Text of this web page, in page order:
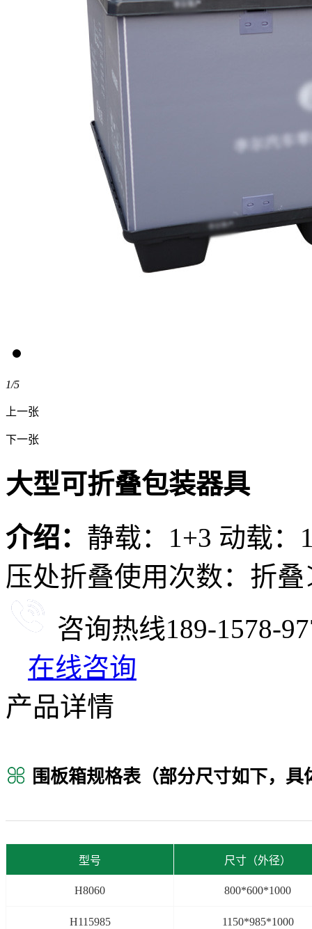
1/5
上一张
下一张
大型可折叠包装器具
介绍： 静载：1+3 动载
压处折叠使用次数：折叠
咨询热线189-1578-
在线咨询
产品详情
围板箱规格表（部分尺寸如下，具
型号 尺寸（外径）
H8060 800*600*1000
H115985 1150*985*1000